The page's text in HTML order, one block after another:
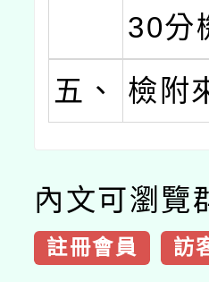
30分
五、
檢附
內文可瀏覽
註冊會員 訪